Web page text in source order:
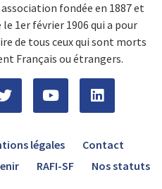
fondée en 1887 et
1er février 1906 qui a pour
de tous ceux qui sont morts
Français ou étrangers.
légales
Contact
RAFI-SF Nos statuts